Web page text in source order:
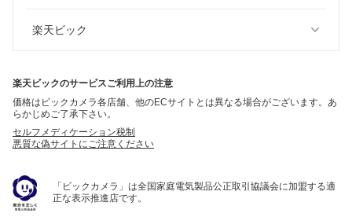
楽天ビック
楽天ビックのサービスご利用上の注意
価格はビックカメラ各店舗、他のECサイトとは異なる場合がございます。あ
らかじめご了承下さい。
セルフメディケーション税制
悪質な偽サイトにご注意ください
「ビックカメラ」は全国家庭電気製品公正取引協議会に加盟する適
正な表示推進店です。